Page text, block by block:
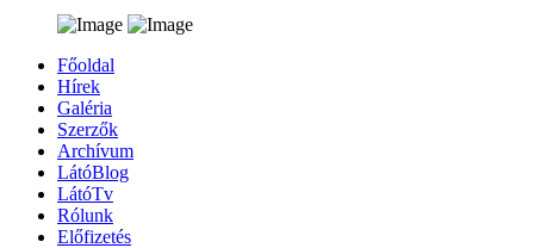
Főoldal
Hírek
Galéria
Szerzők
Archívum
LátóBlog
LátóTv
Rólunk
Előfizetés